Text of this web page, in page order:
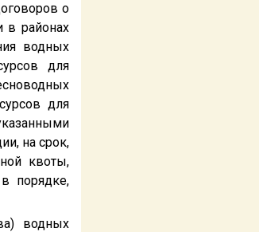
о
в районах
водных
для
для
на срок,
квоты,
порядке,
водных